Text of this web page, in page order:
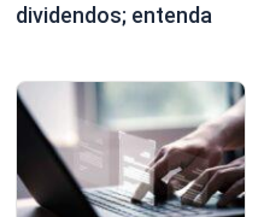
dividendos; entenda